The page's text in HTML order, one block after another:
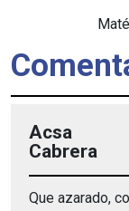
Acsa
Cabrera
Que azarado,